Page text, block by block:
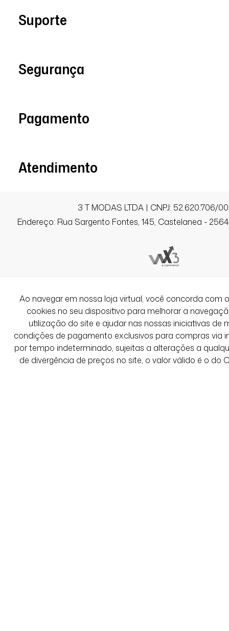
Suporte
Segurança
Pagamento
Atendimento
3 T MODAS LTDA | CNPJ: 52.620.706/
Endereço: Rua Sargento Fontes, 145, Castelanea -
Ao navegar em nossa loja virtual, você concorda com
cookies no seu dispositivo para melhorar a
utilização do site e ajudar nas nossas iniciativas de
condições de pagamento exclusivos para compras via
por tempo indeterminado, sujeitas a alterações a
de divergência de preços no site, o valor válido é o do